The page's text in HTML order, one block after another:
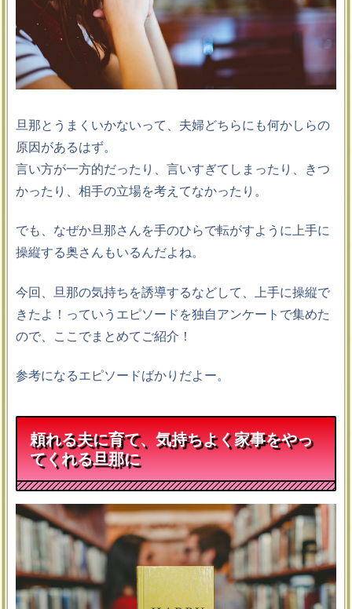
旦那とうまくいかないって、夫婦どちらにも何かしらの
原因があるはず。
言い方が一方的だったり、言いすぎてしまったり、きつ
かったり、相手の立場を考えてなかったり。
でも、なぜか旦那さんを手のひらで転がすように上手に
操縦する奥さんもいるんだよね。
今回、旦那の気持ちを誘導するなどして、上手に操縦で
きたよ！っていうエピソードを独自アンケートで集めた
ので、ここでまとめてご紹介！
参考になるエピソードばかりだよー。
頼れる夫に育て、気持ちよく家事をやっ
てくれる旦那に